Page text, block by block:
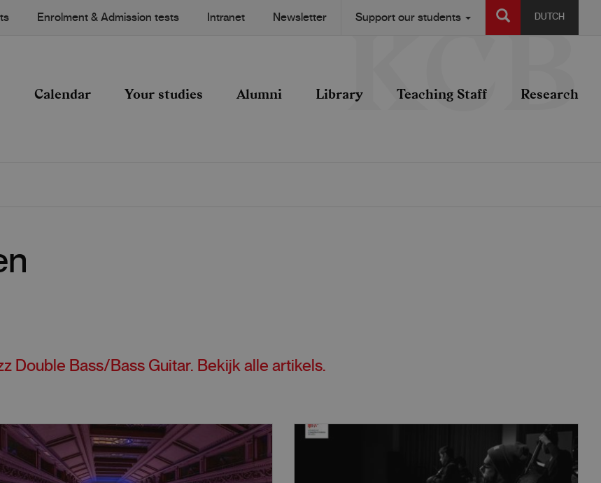
DUTCH
SEARCH
Enrolment & Admission tests Intranet Newsletter Support our students
Calendar Your studies Alumni Library Teaching Staff Research
Double Bass/Bass Guitar. Bekijk alle artikels.